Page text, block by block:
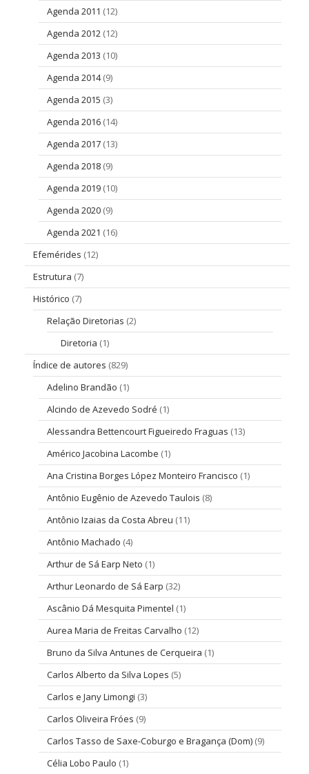
Agenda 2011 (12)
Agenda 2012 (12)
Agenda 2013 (10)
Agenda 2014(9)
Agenda 2015 (3)
Agenda 2016 (14)
Agenda 2017 (13)
Agenda 2018 (9)
Agenda 2019 (10)
Agenda 2020 (9)
Agenda 2021 (16)
Efemérides (12)
Estrutura (7)
Histórico (7)
Relação Diretorias (2)
Diretoria (1)
Índice de autores (829)
Adelino Brandão (1)
Alcindo de Azevedo Sodré (1)
Alessandra Bettencourt Figueiredo Fraguas (13)
Américo Jacobina Lacombe (1)
Ana Cristina Borges López Monteiro Francisco (1)
Antônio Eugênio de Azevedo Taulois (8)
Antônio Izaias da Costa Abreu (11)
Antônio Machado (4)
Arthur de Sá Earp Neto (1)
Arthur Leonardo de Sá Earp (32)
Ascânio Dá Mesquita Pimentel (1)
Aurea Maria de Freitas Carvalho (12)
Bruno da Silva Antunes de Cerqueira (1)
Carlos Alberto da Silva Lopes (5)
Carlos e Jany Limongi (3)
Carlos Oliveira Fróes (9)
Carlos Tasso de Saxe-Coburgo e Bragança (Dom) (9)
Célia Lobo Paulo (1)